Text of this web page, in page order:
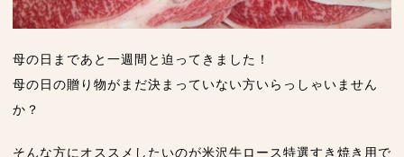
母の日まであと一週間と迫ってきました！
母の日の贈り物がまだ決まっていない方いらっしゃいません
か？
そんな方にオススメしたいのが米沢牛ロース特選すき焼き用で